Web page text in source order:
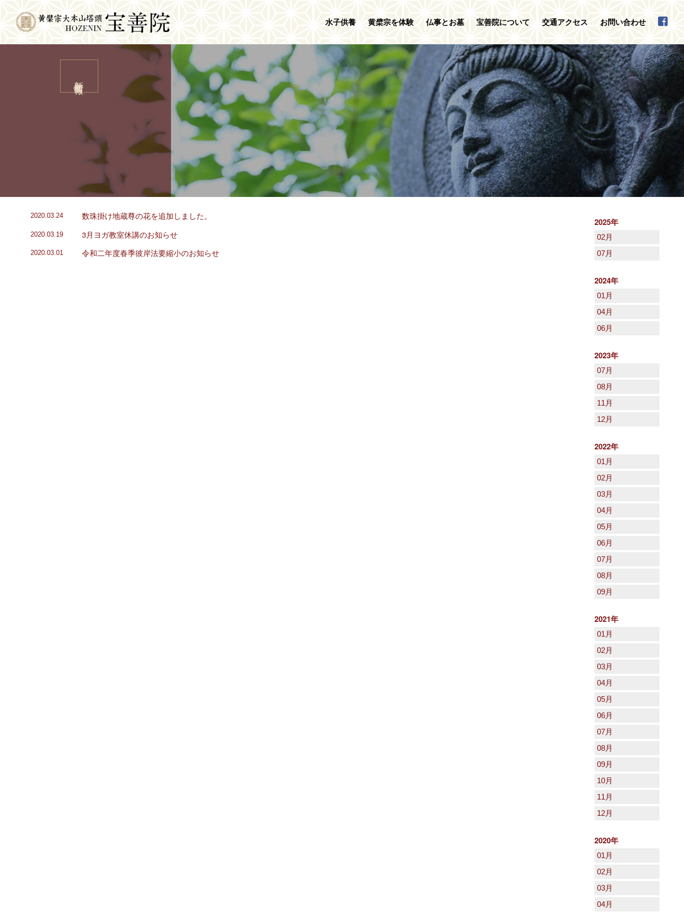
水子供養 黄檗宗を体験 仏事とお墓 宝善院について 交通アクセス お問い合わせ
2020.03.24 数珠掛け地蔵尊の花を追加しました。
2020.03.19 3月ヨガ教室休講のお知らせ
2020.03.01 令和二年度春季彼岸法要縮小のお知らせ
2025年
02月
07月
2024年
01月
04月
06月
2023年
07月
08月
11月
12月
2022年
01月
02月
03月
04月
05月
06月
07月
08月
09月
2021年
01月
02月
03月
04月
05月
06月
07月
08月
09月
10月
11月
12月
2020年
01月
02月
03月
04月